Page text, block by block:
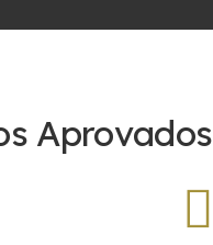
Aprovados